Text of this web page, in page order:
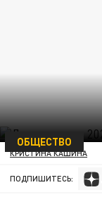
ОБЩЕСТВО
КРИСТИНА КАШИНА
ПОДПИШИТЕСЬ: